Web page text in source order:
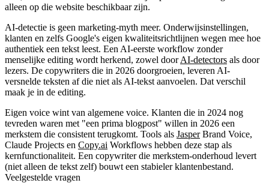
alleen op die website beschikbaar zijn.
AI-detectie is geen marketing-myth meer. Onderwijsinstellingen,
klanten en zelfs Google's eigen kwaliteitsrichtlijnen wegen mee hoe
authentiek een tekst leest. Een AI-eerste workflow zonder
menselijke editing wordt herkend, zowel doorAI-detectors als door
lezers. De copywriters die in 2026 doorgroeien, leveren AI-
versnelde teksten af die niet als AI-tekst aanvoelen. Dat verschil
maak je in de editing.
Eigen voice wint van algemene voice. Klanten die in 2024 nog
tevreden waren met "een prima blogpost" willen in 2026 een
merkstem die consistent terugkomt. Tools als JasperBrand Voice,
Claude Projects en Copy.ai Workflows hebben deze stap als
kernfunctionaliteit. Een copywriter die merkstem-onderhoud levert
(niet alleen de tekst zelf) bouwt een stabieler klantenbestand.
Veelgestelde vragen